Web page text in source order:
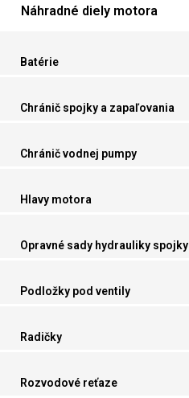
Náhradné diely motora
Batérie
Chránič spojky a zapaľovania
Chránič vodnej pumpy
Hlavy motora
Opravné sady hydrauliky spojky
Podložky pod ventily
Radičky
Rozvodové reťaze